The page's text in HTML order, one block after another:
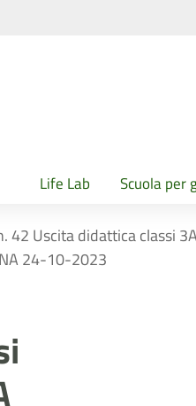
Life Lab Scuola per
42 Uscita didattica classi
24-10-2023